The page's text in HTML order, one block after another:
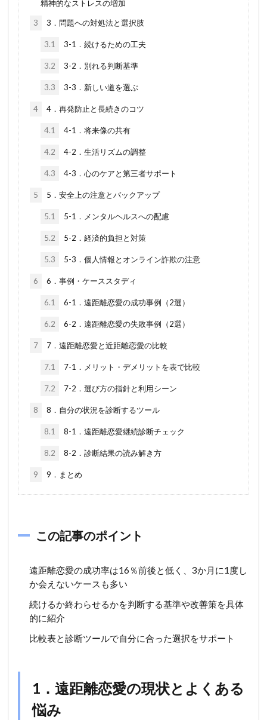
精神的なストレスの増加
3 3．問題への対処法と選択肢
3.1 3-1．続けるための工夫
3.2 3-2．別れる判断基準
3.3 3-3．新しい道を選ぶ
4 4．再発防止と長続きのコツ
4.1 4-1．将来像の共有
4.2 4-2．生活リズムの調整
4.3 4-3．心のケアと第三者サポート
5 5．安全上の注意とバックアップ
5.1 5-1．メンタルヘルスへの配慮
5.2 5-2．経済的負担と対策
5.3 5-3．個人情報とオンライン詐欺の注意
6 6．事例・ケーススタディ
6.1 6-1．遠距離恋愛の成功事例（2選）
6.2 6-2．遠距離恋愛の失敗事例（2選）
7 7．遠距離恋愛と近距離恋愛の比較
7.1 7-1．メリット・デメリットを表で比較
7.2 7-2．選び方の指針と利用シーン
8 8．自分の状況を診断するツール
8.1 8-1．遠距離恋愛継続診断チェック
8.2 8-2．診断結果の読み解き方
9 9．まとめ
この記事のポイント
遠距離恋愛の成功率は16％前後と低く、3か月に1度し
か会えないケースも多い
続けるか終わらせるかを判断する基準や改善策を具体
的に紹介
比較表と診断ツールで自分に合った選択をサポート
1．遠距離恋愛の現状とよくある
悩み